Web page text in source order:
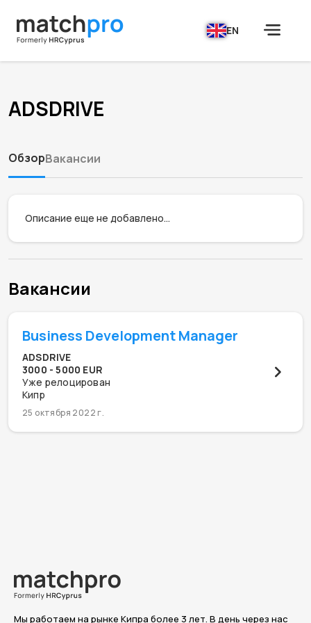
EN
ADSDRIVE
ОбзорВакансии
Описание еще не добавлено...
Вакансии
Business Development Manager
ADSDRIVE
3000 - 5000 EUR
Уже релоцирован
Кипр
25 октября 2022 г.
Мы работаем на рынке Кипра более 3 лет. В день через нас